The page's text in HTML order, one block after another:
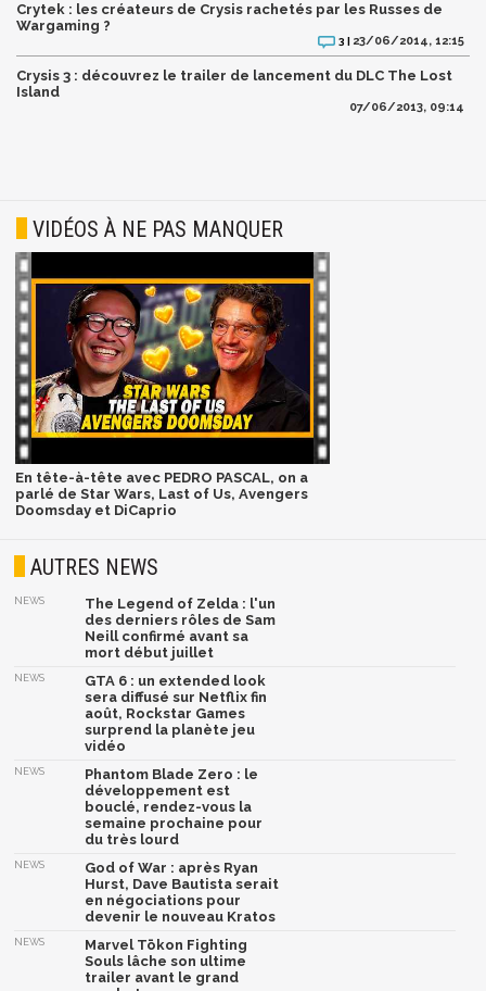
Crytek : les créateurs de Crysis rachetés par les Russes de
Wargaming ?
3 | 23/06/2014, 12:15
Crysis 3 : découvrez le trailer de lancement du DLC The Lost
Island
07/06/2013, 09:14
VIDÉOS À NE PAS MANQUER
En tête-à-tête avec PEDRO PASCAL, on a
parlé de Star Wars, Last of Us, Avengers
Doomsday et DiCaprio
AUTRES NEWS
NEWS
The Legend of Zelda : l'un
des derniers rôles de Sam
Neill confirmé avant sa
mort début juillet
NEWS
GTA 6 : un extended look
sera diffusé sur Netflix fin
août, Rockstar Games
surprend la planète jeu
vidéo
NEWS
Phantom Blade Zero : le
développement est
bouclé, rendez-vous la
semaine prochaine pour
du très lourd
NEWS
God of War : après Ryan
Hurst, Dave Bautista serait
en négociations pour
devenir le nouveau Kratos
NEWS
Marvel Tōkon Fighting
Souls lâche son ultime
trailer avant le grand